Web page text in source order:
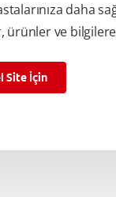
daha
ürünler ve bilgilere
Site İçin